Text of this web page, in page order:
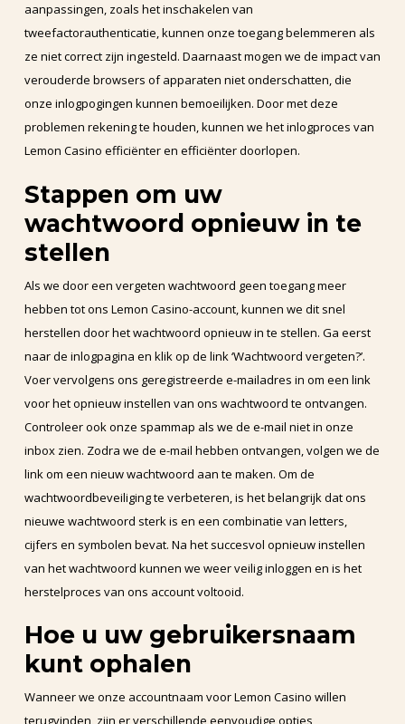
aanpassingen, zoals het inschakelen van
tweefactorauthenticatie, kunnen onze toegang belemmeren als
ze niet correct zijn ingesteld. Daarnaast mogen we de impact van
verouderde browsers of apparaten niet onderschatten, die
onze inlogpogingen kunnen bemoeilijken. Door met deze
problemen rekening te houden, kunnen we het inlogproces van
Lemon Casino efficiënter en efficiënter doorlopen.
Stappen om uw
wachtwoord opnieuw in te
stellen
Als we door een vergeten wachtwoord geen toegang meer
hebben tot ons Lemon Casino-account, kunnen we dit snel
herstellen door het wachtwoord opnieuw in te stellen. Ga eerst
naar de inlogpagina en klik op de link ‘Wachtwoord vergeten?’.
Voer vervolgens ons geregistreerde e-mailadres in om een link
voor het opnieuw instellen van ons wachtwoord te ontvangen.
Controleer ook onze spammap als we de e-mail niet in onze
inbox zien. Zodra we de e-mail hebben ontvangen, volgen we de
link om een nieuw wachtwoord aan te maken. Om de
wachtwoordbeveiliging te verbeteren, is het belangrijk dat ons
nieuwe wachtwoord sterk is en een combinatie van letters,
cijfers en symbolen bevat. Na het succesvol opnieuw instellen
van het wachtwoord kunnen we weer veilig inloggen en is het
herstelproces van ons account voltooid.
Hoe u uw gebruikersnaam
kunt ophalen
Wanneer we onze accountnaam voor Lemon Casino willen
terugvinden, zijn er verschillende eenvoudige opties